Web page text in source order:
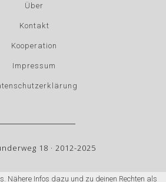
Über
Kontakt
Kooperation
Impressum
18 · 2012-2025
Nähere Infos dazu und zu deinen Rechten als